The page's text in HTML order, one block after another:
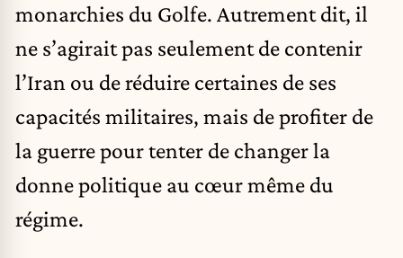
monarchies du Golfe. Autrement dit, il
ne s’agirait pas seulement de contenir
l’Iran ou de réduire certaines de ses
capacités militaires, mais de profiter de
la guerre pour tenter de changer la
donne politique au cœur même du
régime.